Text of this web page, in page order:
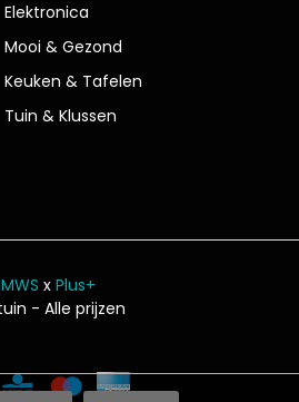
Elektronica
Mooi & Gezond
Keuken & Tafelen
Tuin & Klussen
xPlus+
- Alle prijzen